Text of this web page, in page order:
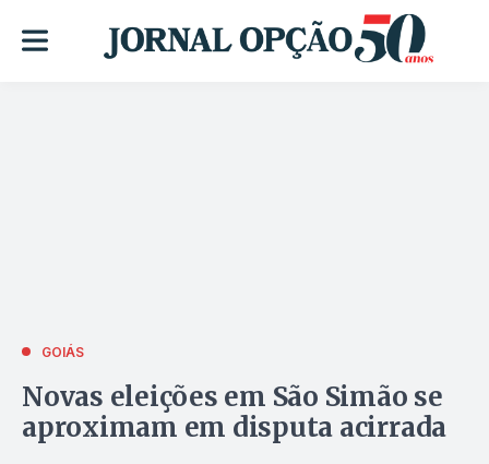
GOIÁS
Novas eleições em São Simão se
aproximam em disputa acirrada